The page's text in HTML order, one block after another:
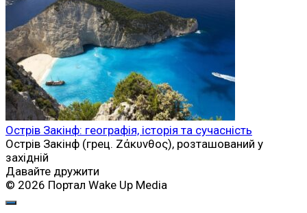
Острів Закінф: географія, історія та сучасність
Острів Закінф (грец. Ζάκυνθος), розташований у
західній
Давайте дружити
© 2026 Портал Wake Up Media